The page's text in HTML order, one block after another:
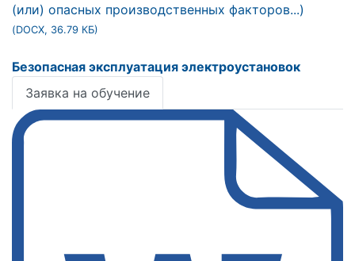
(или) опасных производственных факторов...)
(DOCX, 36.79 КБ)
Безопасная эксплуатация электроустановок
Заявка на обучение